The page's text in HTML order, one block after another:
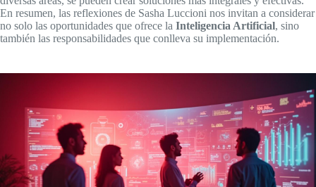
En resumen, las reflexiones de Sasha Luccioni nos invitan a considerar
no solo las oportunidades que ofrece la Inteligencia Artificial, sino
también las responsabilidades que conlleva su implementación.